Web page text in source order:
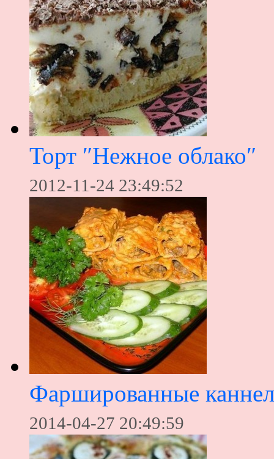
Торт ″Нежное облако″
2012-11-24 23:49:52
Фаршированные
2014-04-27 20:49:59